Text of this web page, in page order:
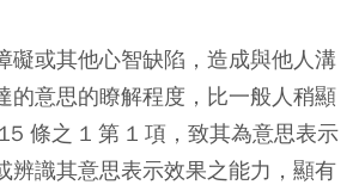
礙或其他心智缺陷，造成與他人溝
的意思的瞭解程度，比一般人稍顯
條之 1 第 1 項，致其為意思表示
辨識其意思表示效果之能力，顯有